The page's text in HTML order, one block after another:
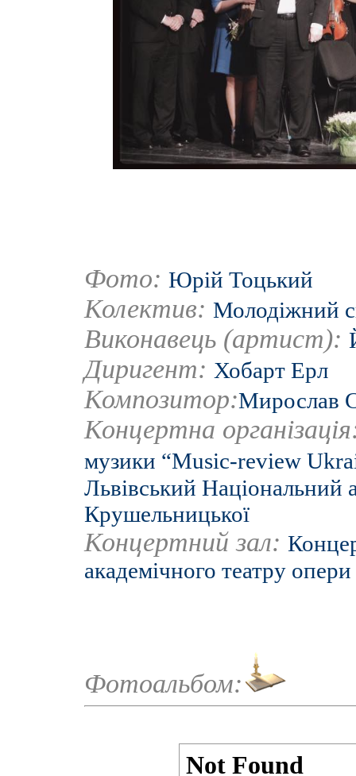
Фото: Юрій Тоцький
Колектив: Молодіжний
Виконавець (артист):
Диригент: Хобарт Ерл
Композитор:Мирослав
Концертна
музики “Music-review
Львівський Національний
Крушельницької
Концертний зал:
академічного театру
Фотоальбом: